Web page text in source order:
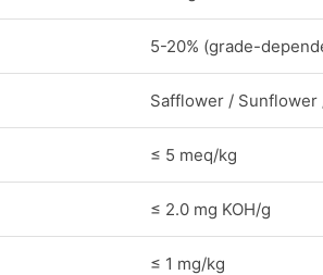
5-20% (grade-
Safflower / Sunflower
≤ 5 meq/kg
≤ 2.0 mg KOH/g
≤ 1 mg/kg